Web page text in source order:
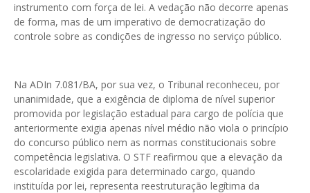
instrumento com força de lei. A vedação não decorre apenas
de forma, mas de um imperativo de democratização do
controle sobre as condições de ingresso no serviço público.
Na ADIn 7.081/BA, por sua vez, o Tribunal reconheceu, por
unanimidade, que a exigência de diploma de nível superior
promovida por legislação estadual para cargo de polícia que
anteriormente exigia apenas nível médio não viola o princípio
do concurso público nem as normas constitucionais sobre
competência legislativa. O STF reafirmou que a elevação da
escolaridade exigida para determinado cargo, quando
instituída por lei, representa reestruturação legítima da